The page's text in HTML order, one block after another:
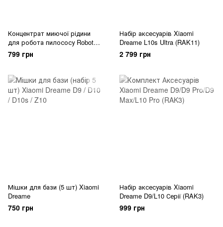
Концентрат миючої рідини
для робота пилососу Robot
ProFloor (0,5 л)
799 грн
Набір аксесуарів Xiaomi
Dreame L10s Ultra (RAK11)
2 799 грн
Мішки для бази (5 шт) Xiaomi
Dreame
750 грн
Набір аксесуарів Xiaomi
Dreame D9/L10 Серії (RAK3)
999 грн